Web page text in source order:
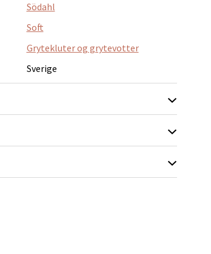
Södahl
Soft
Grytekluter og grytevotter
Sverige